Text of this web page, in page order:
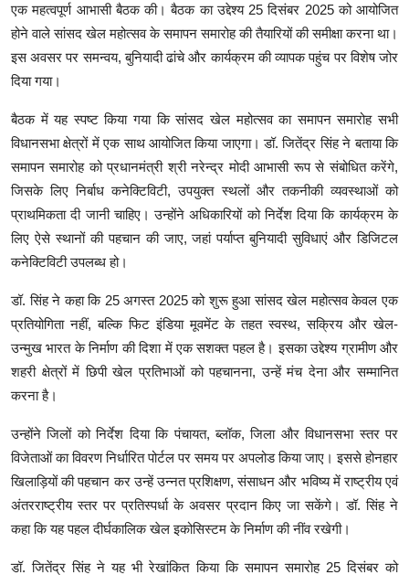
एक महत्वपूर्ण आभासी बैठक की। बैठक का उद्देश्य 25 दिसंबर 2025 को आयोजित
होने वाले सांसद खेल महोत्सव के समापन समारोह की तैयारियों की समीक्षा करना था।
इस अवसर पर समन्वय, बुनियादी ढांचे और कार्यक्रम की व्यापक पहुंच पर विशेष जोर
दिया गया।
बैठक में यह स्पष्ट किया गया कि सांसद खेल महोत्सव का समापन समारोह सभी
विधानसभा क्षेत्रों में एक साथ आयोजित किया जाएगा। डॉ. जितेंद्र सिंह ने बताया कि
समापन समारोह को प्रधानमंत्री श्री नरेन्द्र मोदी आभासी रूप से संबोधित करेंगे,
जिसके लिए निर्बाध कनेक्टिविटी, उपयुक्त स्थलों और तकनीकी व्यवस्थाओं को
प्राथमिकता दी जानी चाहिए। उन्होंने अधिकारियों को निर्देश दिया कि कार्यक्रम के
लिए ऐसे स्थानों की पहचान की जाए, जहां पर्याप्त बुनियादी सुविधाएं और डिजिटल
कनेक्टिविटी उपलब्ध हो।
डॉ. सिंह ने कहा कि 25 अगस्त 2025 को शुरू हुआ सांसद खेल महोत्सव केवल एक
प्रतियोगिता नहीं, बल्कि फिट इंडिया मूवमेंट के तहत स्वस्थ, सक्रिय और खेल-
उन्मुख भारत के निर्माण की दिशा में एक सशक्त पहल है। इसका उद्देश्य ग्रामीण और
शहरी क्षेत्रों में छिपी खेल प्रतिभाओं को पहचानना, उन्हें मंच देना और सम्मानित
करना है।
उन्होंने जिलों को निर्देश दिया कि पंचायत, ब्लॉक, जिला और विधानसभा स्तर पर
विजेताओं का विवरण निर्धारित पोर्टल पर समय पर अपलोड किया जाए। इससे होनहार
खिलाड़ियों की पहचान कर उन्हें उन्नत प्रशिक्षण, संसाधन और भविष्य में राष्ट्रीय एवं
अंतरराष्ट्रीय स्तर पर प्रतिस्पर्धा के अवसर प्रदान किए जा सकेंगे। डॉ. सिंह ने
कहा कि यह पहल दीर्घकालिक खेल इकोसिस्टम के निर्माण की नींव रखेगी।
डॉ. जितेंद्र सिंह ने यह भी रेखांकित किया कि समापन समारोह 25 दिसंबर को